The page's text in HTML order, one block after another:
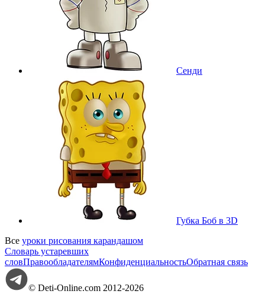
Сенди
Губка Боб в 3D
Все уроки рисования карандашом
Словарь устаревших
словПравообладателямКонфиденциальностьОбратная связь
© Deti-Online.com 2012-2026